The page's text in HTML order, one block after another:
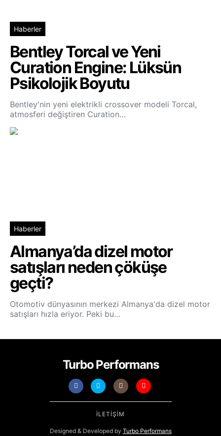
Haberler
Bentley Torcal ve Yeni
Curation Engine: Lüksün
Psikolojik Boyutu
Bentley'nin yeni elektrikli crossover modeli Torcal,
atmosferi değiştiren Curation…
Haberler
Almanya’da dizel motor
satışları neden çöküşe
geçti?
Otomotiv dünyasının merkezi Almanya'da dizel motor
satışları hızla eriyor. Peki bu…
Turbo Performans
İLETIŞIM
Designed & Developed by Turbo Performans